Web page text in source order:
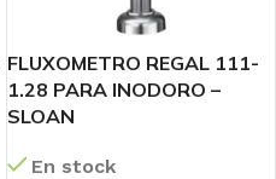
FLUXOMETRO REGAL 111-
1.28 PARA INODORO –
SLOAN
En stock